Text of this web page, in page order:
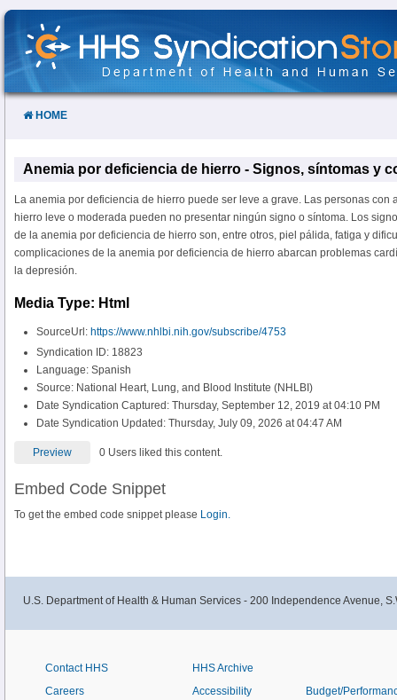
Skip
Content
HOME
Anemia por deficiencia de hierro - Signos, síntomas y
La anemia por deficiencia de hierro puede ser leve a grave. Las personas con
hierro leve o moderada pueden no presentar ningún signo o síntoma. Los
de la anemia por deficiencia de hierro son, entre otros, piel pálida, fatiga y
complicaciones de la anemia por deficiencia de hierro abarcan problemas
la depresión.
Media Type: Html
SourceUrl: https://www.nhlbi.nih.gov/subscribe/4753
Syndication ID: 18823
Language: Spanish
Source: National Heart, Lung, and Blood Institute (NHLBI)
Date Syndication Captured: Thursday, September 12, 2019 at 04:10 PM
Date Syndication Updated: Thursday, July 09, 2026 at 04:47 AM
Preview 0 Users liked this content.
Embed Code Snippet
To get the embed code snippet please Login.
U.S. Department of Health & Human Services - 200 Independence Avenue,
Contact HHS
Careers
HHS Archive
Accessibility
Budget/